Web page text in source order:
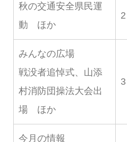
秋の交通安全県民運
動 ほか
2
みんなの広場
戦没者追悼式、山添
村消防団操法大会出
場 ほか
3
今月の情報